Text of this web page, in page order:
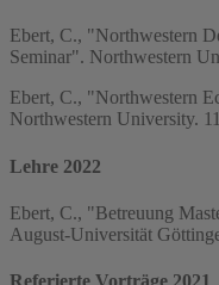
Ebert, C., "Northwestern
Seminar". Northwestern
Ebert, C., "Northwestern
Northwestern University.
Lehre 2022
Ebert, C., "Betreuung
August-Universität
Referierte Vorträge 2021